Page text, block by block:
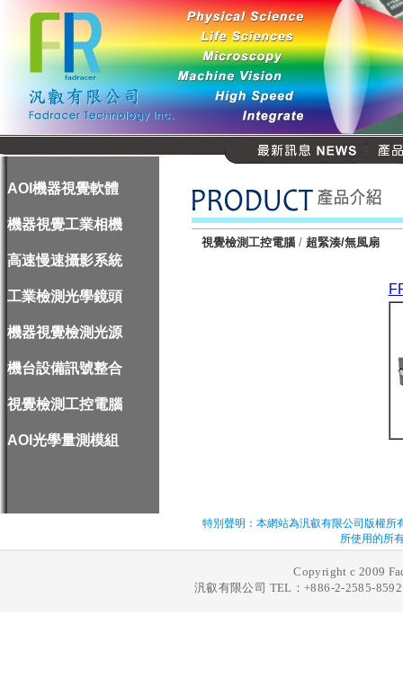
AOI機器視覺軟體
機器視覺工業相機
高速慢速攝影系統
工業檢測光學鏡頭
機器視覺檢測光源
機台設備訊號整合
視覺檢測工控電腦
AOI光學量測模組
視覺檢測工控電腦 /超緊湊/無風扇
特別聲明：本網站為汎叡有限公司版權
所使用的所
Copyright c 2009
汎叡有限公司 TEL：+886-2-2585-